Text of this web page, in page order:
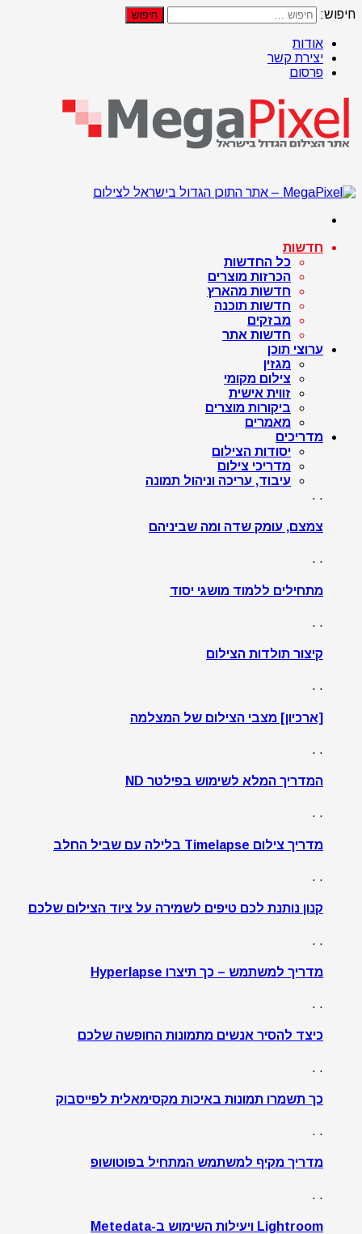
חיפוש:
אודות
יצירת קשר
פרסום
חדשות
כל החדשות
הכרזות מוצרים
חדשות מהארץ
חדשות תוכנה
מבזקים
חדשות אתר
ערוצי תוכן
מגזין
צילום מקומי
זווית אישית
ביקורות מוצרים
מאמרים
מדריכים
יסודות הצילום
מדריכי צילום
עיבוד, עריכה וניהול תמונה
. .
צמצם, עומק שדה ומה שביניהם
. .
מתחילים ללמוד מושגי יסוד
. .
קיצור תולדות הצילום
. .
[ארכיון] מצבי הצילום של המצלמה
. .
המדריך המלא לשימוש בפילטר ND
. .
מדריך צילום Timelapse בלילה עם שביל החלב
. .
קנון נותנת לכם טיפים לשמירה על ציוד הצילום שלכם
. .
מדריך למשתמש – כך תיצרו Hyperlapse
. .
כיצד להסיר אנשים מתמונות החופשה שלכם
. .
כך תשמרו תמונות באיכות מקסימאלית לפייסבוק
. .
מדריך מקיף למשתמש המתחיל בפוטושופ
. .
Lightroom ויעילות השימוש ב-Metedata